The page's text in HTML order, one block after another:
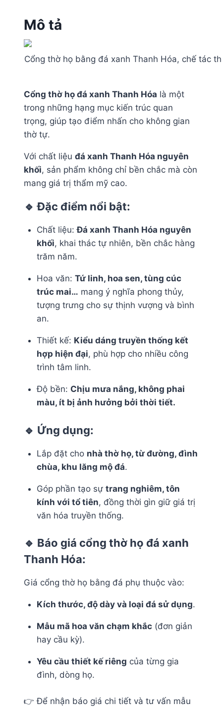
Mô tả
Cổng thờ họ bằng đá xanh Thanh Hóa, chế tác
Cổng thờ họ đá xanh Thanh Hóa là một
trong những hạng mục kiến trúc quan
trọng, giúp tạo điểm nhấn cho không gian
thờ tự.
Với chất liệu đá xanh Thanh Hóa nguyên
khối, sản phẩm không chỉ bền chắc mà còn
mang giá trị thẩm mỹ cao.
🔹 Đặc điểm nổi bật:
Chất liệu:Đá xanh Thanh Hóa nguyên
khối, khai thác tự nhiên, bền chắc hàng
trăm năm.
Hoa văn: Tứ linh, hoa sen, tùng cúc
trúc mai… mang ý nghĩa phong thủy,
tượng trưng cho sự thịnh vượng và bình
an.
Thiết kế: Kiểu dáng truyền thống kết
hợp hiện đại, phù hợp cho nhiều công
trình tâm linh.
Độ bền: Chịu mưa nắng, không phai
màu, ít bị ảnh hưởng bởi thời tiết.
🔹 Ứng dụng:
Lắp đặt cho nhà thờ họ, từ đường, đình
chùa, khu lăng mộ đá.
Góp phần tạo sự trang nghiêm, tôn
kính với tổ tiên, đồng thời gìn giữ giá trị
văn hóa truyền thống.
🔹 Báo giá cổng thờ họ đá xanh
Thanh Hóa:
Giá cổng thờ họ bằng đá phụ thuộc vào:
Kích thước, độ dày và loại đá sử dụng.
Mẫu mã hoa văn chạm khắc(đơn giản
hay cầu kỳ).
Yêu cầu thiết kế riêng của từng gia
đình, dòng họ.
👉 Để nhận báo giá chi tiết và tư vấn mẫu